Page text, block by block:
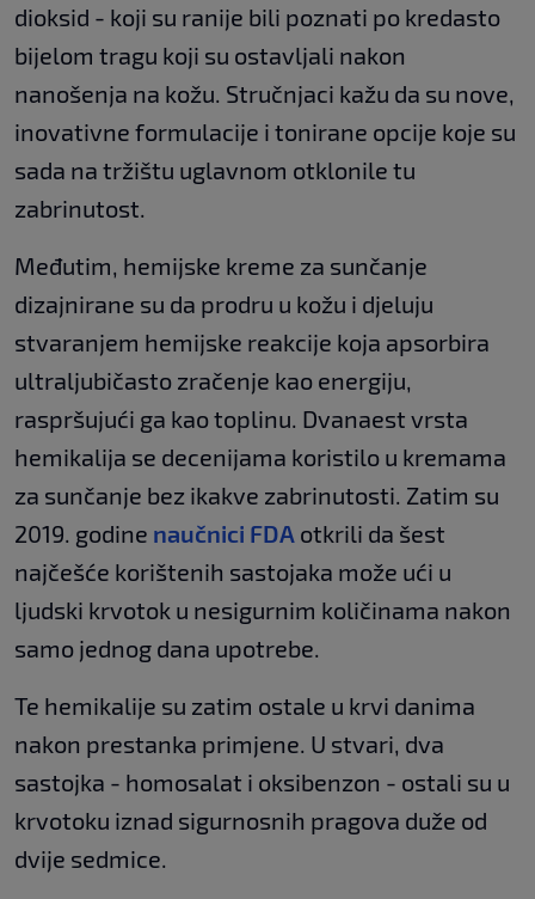
dioksid - koji su ranije bili poznati po kredasto
bijelom tragu koji su ostavljali nakon
nanošenja na kožu. Stručnjaci kažu da su nove,
inovativne formulacije i tonirane opcije koje su
sada na tržištu uglavnom otklonile tu
zabrinutost.
Međutim, hemijske kreme za sunčanje
dizajnirane su da prodru u kožu i djeluju
stvaranjem hemijske reakcije koja apsorbira
ultraljubičasto zračenje kao energiju,
raspršujući ga kao toplinu. Dvanaest vrsta
hemikalija se decenijama koristilo u kremama
za sunčanje bez ikakve zabrinutosti. Zatim su
2019. godine naučnici FDA otkrili da šest
najčešće korištenih sastojaka može ući u
ljudski krvotok u nesigurnim količinama nakon
samo jednog dana upotrebe.
Te hemikalije su zatim ostale u krvi danima
nakon prestanka primjene. U stvari, dva
sastojka - homosalat i oksibenzon - ostali su u
krvotoku iznad sigurnosnih pragova duže od
dvije sedmice.